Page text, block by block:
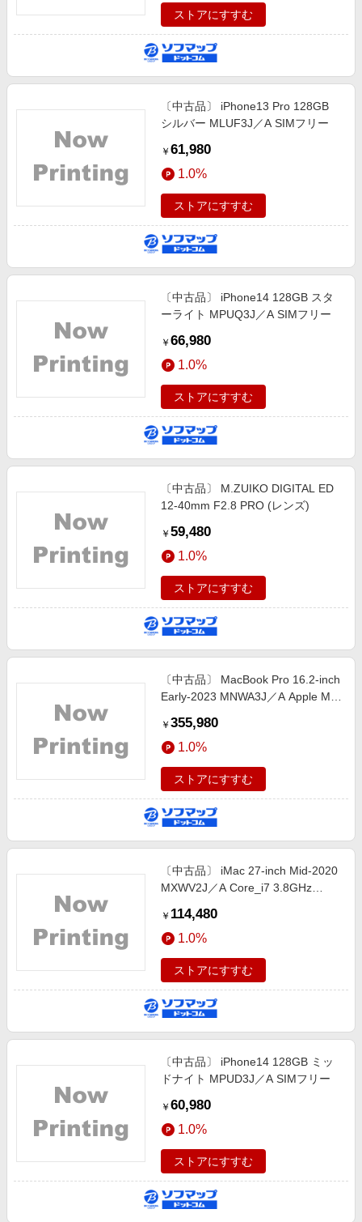
ストアにすすむ
〔中古品〕 iPhone13 Pro 128GB
シルバー MLUF3J／A SIMフリー
￥ 61,980
1.0%
ストアにすすむ
〔中古品〕 iPhone14 128GB スタ
ーライト MPUQ3J／A SIMフリー
￥ 66,980
1.0%
ストアにすすむ
〔中古品〕 M.ZUIKO DIGITAL ED
12-40mm F2.8 PRO (レンズ)
￥ 59,480
1.0%
ストアにすすむ
〔中古品〕 MacBook Pro 16.2-inch
Early-2023 MNWA3J／A Apple M2
64GB SSD512GB スペースグレイ
〔26.3 Tahoe〕
￥ 355,980
1.0%
ストアにすすむ
〔中古品〕 iMac 27-inch Mid-2020
MXWV2J／A Core_i7 3.8GHz
￥ 114,480
1.0%
ストアにすすむ
〔中古品〕 iPhone14 128GB ミッ
ドナイト MPUD3J／A SIMフリー
￥ 60,980
1.0%
ストアにすすむ